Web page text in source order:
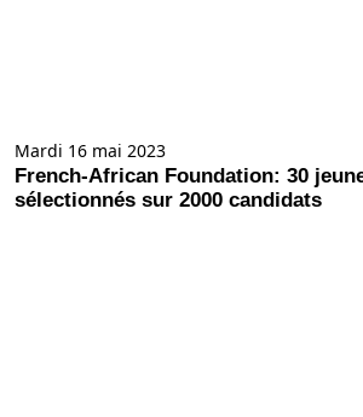
Mardi 16 mai 2023
French-African Foundation: 30
sélectionnés sur 2000 candidats